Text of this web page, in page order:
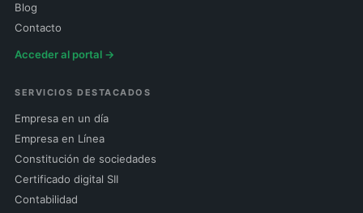
Blog
Contacto
Acceder al portal →
SERVICIOS DESTACADOS
Empresa en un día
Empresa en Línea
Constitución de sociedades
Certificado digital SII
Contabilidad